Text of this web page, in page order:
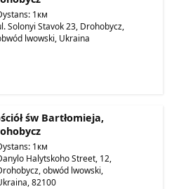
magazynem. Ten krok władz
i ikony kościoła, które
zniszczeniem. Obecnie kościół
Kijowskiego.
Drzwi kościoła są
Paraskewy.
1км
Solonyi Stavok 23, Drohobycz,
lwowski, Ukraina
św Bartłomieja,
1км
Halytskoho Street, 12,
obwód lwowski,
82100